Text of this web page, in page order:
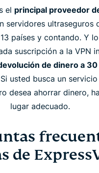
el principal proveedor
servidores ultraseguros
países y contando. Y
suscripción a la VPN
de dinero a 30
usted busca un
desea ahorrar dinero,
lugar adecuado.
de